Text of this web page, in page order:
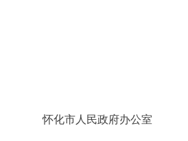
怀化市人民政府办公室